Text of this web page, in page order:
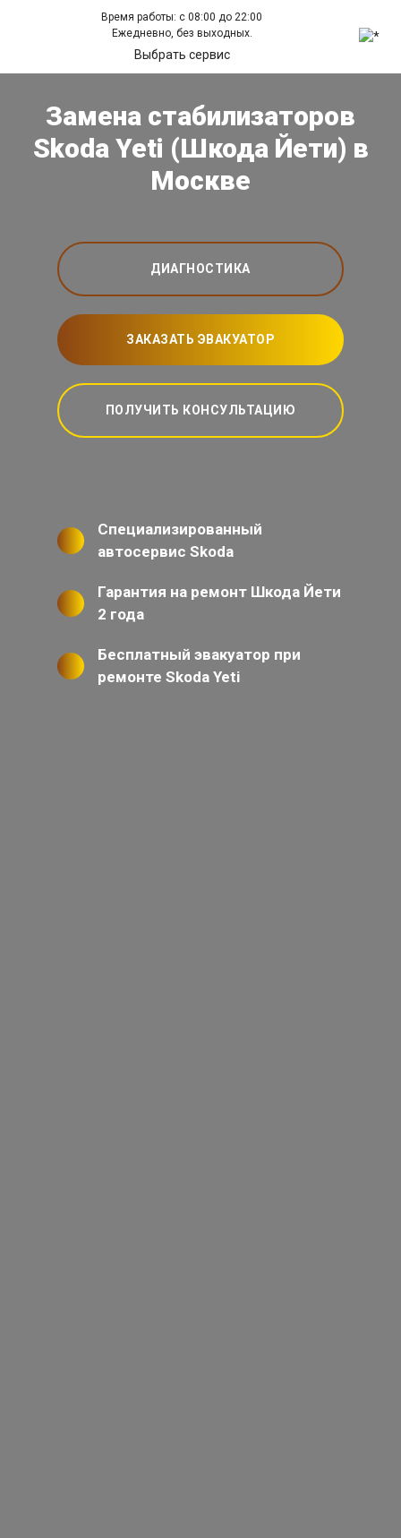
Время работы: с 08:00 до 22:00
Ежедневно, без выходных.
Выбрать сервис
Замена стабилизаторов
Skoda Yeti (Шкода Йети) в
Москве
ДИАГНОСТИКА
ЗАКАЗАТЬ ЭВАКУАТОР
ПОЛУЧИТЬ КОНСУЛЬТАЦИЮ
Специализированный
автосервис Skoda
Гарантия на ремонт Шкода Йети
2 года
Бесплатный эвакуатор при
ремонте Skoda Yeti